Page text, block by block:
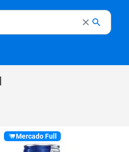
Mercado Full